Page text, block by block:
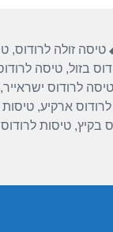
תגיות
טיסה זולה לרודוס,
בזול,טיסה
טיסה לרודוס ישראייר
ארקיע,
בקיץ,טיסות